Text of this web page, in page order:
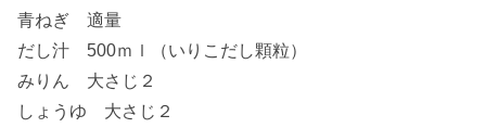
青ねぎ 適量
だし汁 500ｍｌ（いりこだし顆粒）
みりん 大さじ２
しょうゆ 大さじ２